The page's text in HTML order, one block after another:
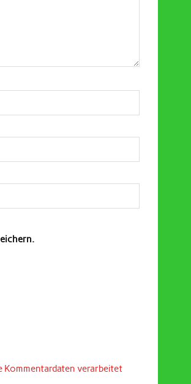
Kommentardaten verarbeitet